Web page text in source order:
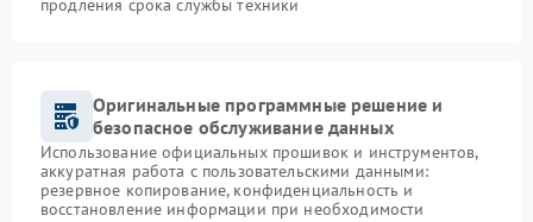
продления срока службы техники
Оригинальные программные решение и
безопасное обслуживание данных
Использование официальных прошивок и инструментов,
аккуратная работа с пользовательскими данными:
резервное копирование, конфиденциальность и
восстановление информации при необходимости